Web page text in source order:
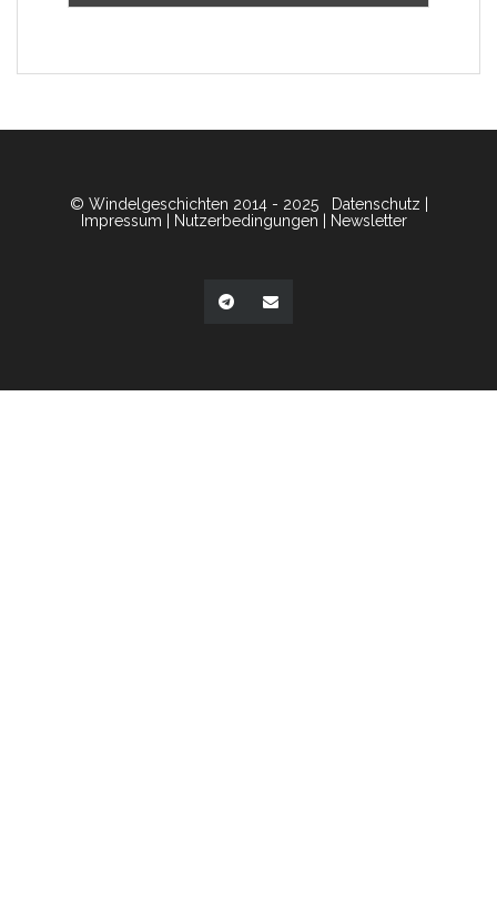
© Windelgeschichten 2014 - 2025 Datenschutz
Impressum
Nutzerbedingungen Newsletter